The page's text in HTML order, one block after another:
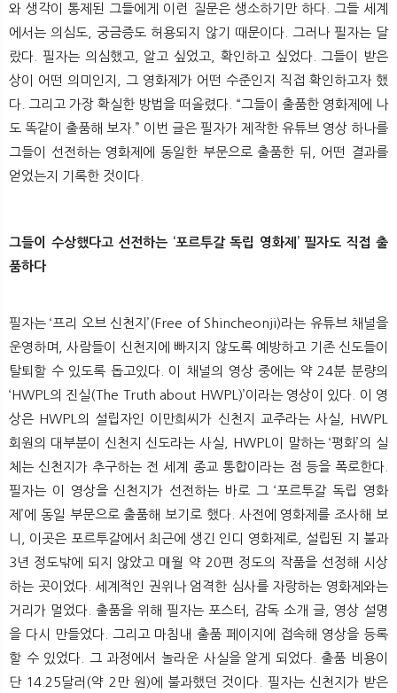
와 생각이 통제된 그들에게 이런 질문은 생소하기만 하다. 그들 세계
에서는 의심도, 궁금증도 허용되지 않기 때문이다. 그러나 필자는 달
랐다. 필자는 의심했고, 알고 싶었고, 확인하고 싶었다. 그들이 받은
상이 어떤 의미인지, 그 영화제가 어떤 수준인지 직접 확인하고자 했
다. 그리고 가장 확실한 방법을 떠올렸다. “그들이 출품한 영화제에 나
도 똑같이 출품해 보자.” 이번 글은 필자가 제작한 유튜브 영상 하나를
그들이 선전하는 영화제에 동일한 부문으로 출품한 뒤, 어떤 결과를
얻었는지 기록한 것이다.
그들이 수상했다고 선전하는 ‘포르투갈 독립 영화제’ 필자도 직접 출
품하다
필자는 ‘프리 오브 신천지’(Free of Shincheonji)라는 유튜브 채널을
운영하며, 사람들이 신천지에 빠지지 않도록 예방하고 기존 신도들이
탈퇴할 수 있도록 돕고있다. 이 채널의 영상 중에는 약 24분 분량의
‘HWPL의 진실(The Truth about HWPL)’이라는 영상이 있다. 이 영
상은 HWPL의 설립자인 이만희씨가 신천지 교주라는 사실, HWPL
회원의 대부분이 신천지 신도라는 사실, HWPL이 말하는 ‘평화’의 실
체는 신천지가 추구하는 전 세계 종교 통합이라는 점 등을 폭로한다.
필자는 이 영상을 신천지가 선전하는 바로 그 ‘포르투갈 독립 영화
제’에 동일 부문으로 출품해 보기로 했다. 사전에 영화제를 조사해 보
니, 이곳은 포르투갈에서 최근에 생긴 인디 영화제로, 설립된 지 불과
3년 정도밖에 되지 않았고 매월 약 20편 정도의 작품을 선정해 시상
하는 곳이었다. 세계적인 권위나 엄격한 심사를 자랑하는 영화제와는
거리가 멀었다. 출품을 위해 필자는 포스터, 감독 소개 글, 영상 설명
을 다시 만들었다. 그리고 마침내 출품 페이지에 접속해 영상을 등록
할 수 있었다. 그 과정에서 놀라운 사실을 알게 되었다. 출품 비용이
단 14.25달러(약 2만 원)에 불과했던 것이다. 필자는 신천지가 받은